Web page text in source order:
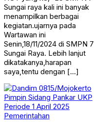
Sungai raya kali ini banyak
menampilkan berbagai
kegiatan.ujarnya pada
Wartawan ini
Senin,18/11/2024 di SMPN 7
Sungai Raya. Lebih lanjut
dikatakanya,harapan
saya,tentu dengan […]
Pemerintahan